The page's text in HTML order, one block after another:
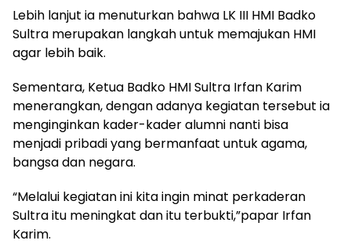
Lebih lanjut ia menuturkan bahwa LK III HMI Badko
Sultra merupakan langkah untuk memajukan HMI
agar lebih baik.
Sementara, Ketua Badko HMI Sultra Irfan Karim
menerangkan, dengan adanya kegiatan tersebut ia
menginginkan kader-kader alumni nanti bisa
menjadi pribadi yang bermanfaat untuk agama,
bangsa dan negara.
“Melalui kegiatan ini kita ingin minat perkaderan
Sultra itu meningkat dan itu terbukti,”papar Irfan
Karim.